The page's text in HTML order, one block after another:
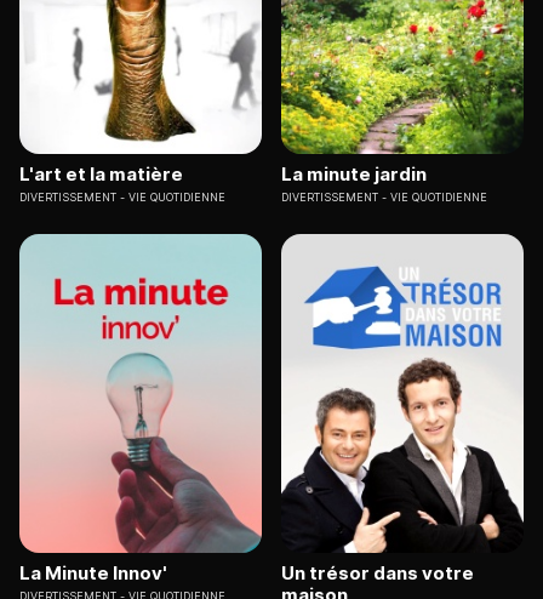
L'art et la matière
DIVERTISSEMENT VIE QUOTIDIENNE
La minute jardin
DIVERTISSEMENT VIE QUOTIDIENNE
La Minute Innov'
DIVERTISSEMENT VIE QUOTIDIENNE
Un trésor dans votre